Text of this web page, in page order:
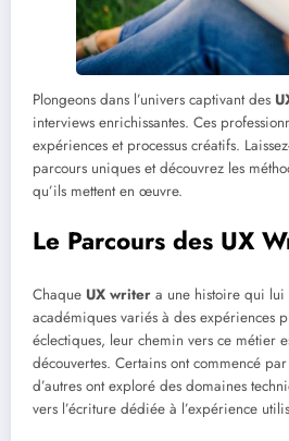
Plongeons dans l’univers captivant des
interviews enrichissantes. Ces
expériences et processus créatifs.
parcours uniques et découvrez les
qu’ils mettent en œuvre.
Le Parcours des UX
Chaque UX writer a une histoire qui lui
académiques variés à des expériences
éclectiques, leur chemin vers ce métier
découvertes. Certains ont commencé
d’autres ont exploré des domaines
vers l’écriture dédiée à l’expérience